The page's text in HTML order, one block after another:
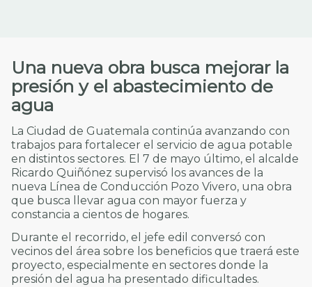
Una nueva obra busca mejorar la
presión y el abastecimiento de
agua
La Ciudad de Guatemala continúa avanzando con
trabajos para fortalecer el servicio de agua potable
en distintos sectores. El 7 de mayo último, el alcalde
Ricardo Quiñónez supervisó los avances de la
nueva Línea de Conducción Pozo Vivero, una obra
que busca llevar agua con mayor fuerza y
constancia a cientos de hogares.
Durante el recorrido, el jefe edil conversó con
vecinos del área sobre los beneficios que traerá este
proyecto, especialmente en sectores donde la
presión del agua ha presentado dificultades.